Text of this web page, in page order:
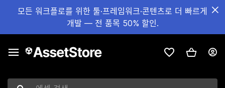
모든 워크플로를 위한 툴·프레임워크·콘텐츠로 더 빠르게
개발 — 전 품목 50% 할인.